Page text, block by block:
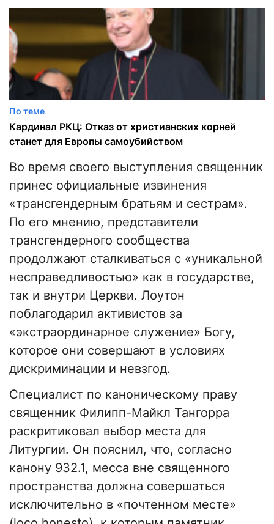
По теме
Кардинал РКЦ: Отказ от христианских корней
станет для Европы самоубийством
Во время своего выступления священник
принес официальные извинения
«трансгендерным братьям и сестрам».
По его мнению, представители
трансгендерного сообщества
продолжают сталкиваться с «уникальной
несправедливостью» как в государстве,
так и внутри Церкви. Лоутон
поблагодарил активистов за
«экстраординарное служение» Богу,
которое они совершают в условиях
дискриминации и невзгод.
Специалист по каноническому праву
священник Филипп-Майкл Тангорра
раскритиковал выбор места для
Литургии. Он пояснил, что, согласно
канону 932.1, месса вне священного
пространства должна совершаться
исключительно в «почтенном месте»